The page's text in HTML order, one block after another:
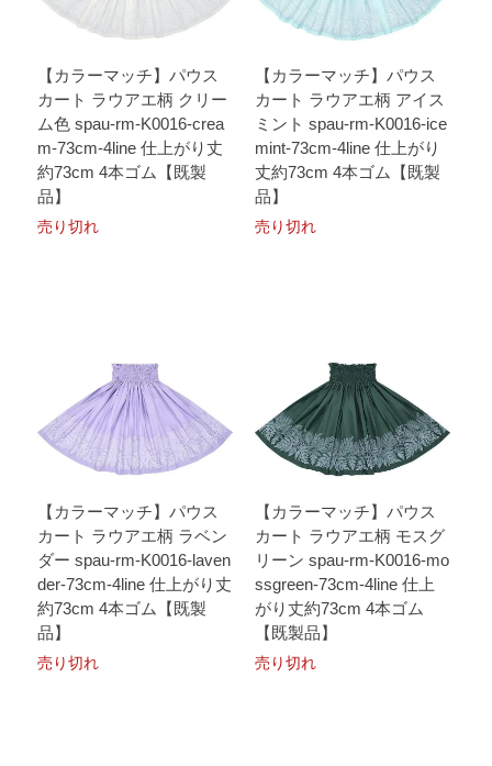
【カラーマッチ】パウス
カート ラウアエ柄 クリー
ム色 spau-rm-K0016-crea
m-73cm-4line 仕上がり丈
約73cm 4本ゴム【既製
品】
売り切れ
【カラーマッチ】パウス
カート ラウアエ柄 アイス
ミント spau-rm-K0016-ice
mint-73cm-4line 仕上がり
丈約73cm 4本ゴム【既製
品】
売り切れ
【カラーマッチ】パウス
カート ラウアエ柄 ラベン
ダー spau-rm-K0016-laven
der-73cm-4line 仕上がり丈
約73cm 4本ゴム【既製
品】
売り切れ
【カラーマッチ】パウス
カート ラウアエ柄 モスグ
リーン spau-rm-K0016-mo
ssgreen-73cm-4line 仕上
がり丈約73cm 4本ゴム
【既製品】
売り切れ